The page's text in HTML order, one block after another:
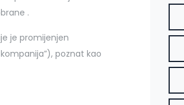
.
je promijenjen
poznat kao